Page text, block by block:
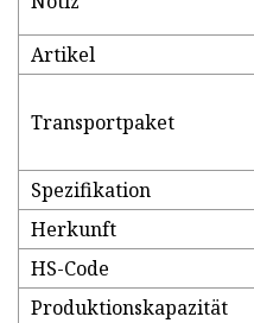
Artikel
Transportpaket
Spezifikation
Herkunft
HS-Code
Produktionskapazität